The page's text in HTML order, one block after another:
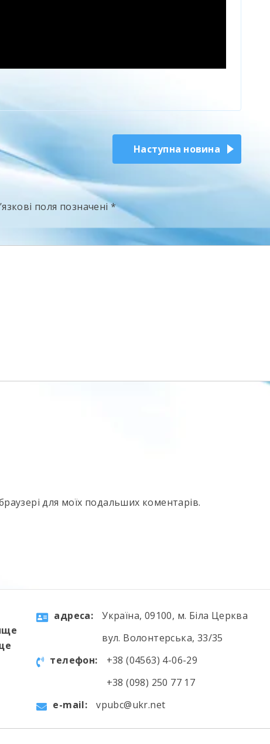
Наступна новина
поля позначені*
для моїх подальших коментарів.
aдресa:
Україна, 09100, м. Біла Церква
вул. Волонтерська, 33/35
телефон:
+38 (04563) 4-06-29
+38 (098) 250 77 17
e-mail:
vpubc@ukr.net